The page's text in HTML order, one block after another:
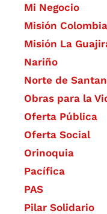
Mi Negocio
Misión Colombia
Misión La
Nariño
Norte de
Obras para la
Oferta Pública
Oferta Social​​
Orinoquia
Pacífica
PAS
Pilar Solidario